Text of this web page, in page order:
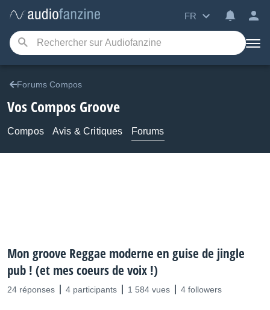
FR
Forums Compos
Vos Compos Groove
Compos Avis & Critiques Forums
Mon groove Reggae moderne en guise de jingle
pub ! (et mes coeurs de voix !)
24 réponses 4 participants 1 584 vues 4 followers